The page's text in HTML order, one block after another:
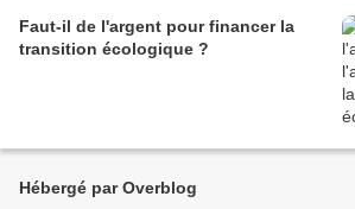
Faut-il de l'argent pour financer la
transition écologique ?
Hébergé par Overblog